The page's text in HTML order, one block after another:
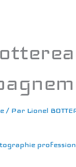
/ Par Lionel